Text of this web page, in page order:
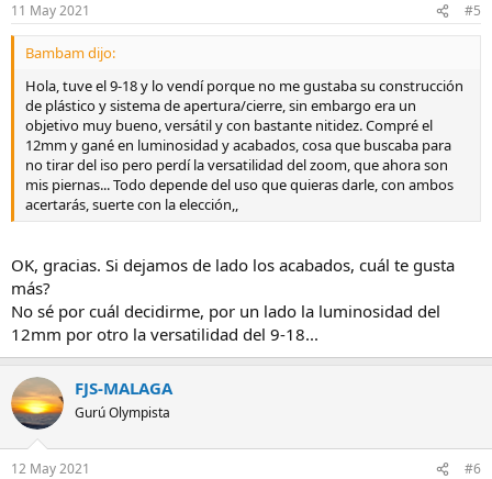
11 May 2021 #5
Bambam dijo:
Hola, tuve el 9-18 y lo vendí porque no me gustaba su construcción
de plástico y sistema de apertura/cierre, sin embargo era un
objetivo muy bueno, versátil y con bastante nitidez. Compré el
12mm y gané en luminosidad y acabados, cosa que buscaba para
no tirar del iso pero perdí la versatilidad del zoom, que ahora son
mis piernas... Todo depende del uso que quieras darle, con ambos
acertarás, suerte con la elección,,
OK, gracias. Si dejamos de lado los acabados, cuál te gusta
más?
No sé por cuál decidirme, por un lado la luminosidad del
12mm por otro la versatilidad del 9-18...
FJS-MALAGA
Gurú Olympista
12 May 2021 #6